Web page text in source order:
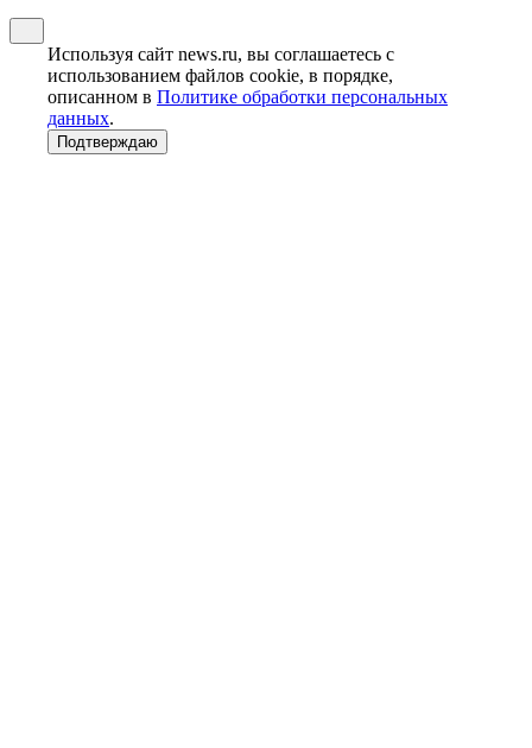
Используя сайт news.ru, вы соглашаетесь с
использованием файлов cookie, в порядке,
описанном в Политике обработки персональных
данных.
Подтверждаю